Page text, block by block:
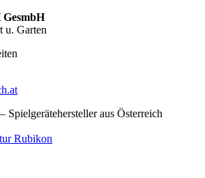
u. Garten
aus Österreich
Rubikon